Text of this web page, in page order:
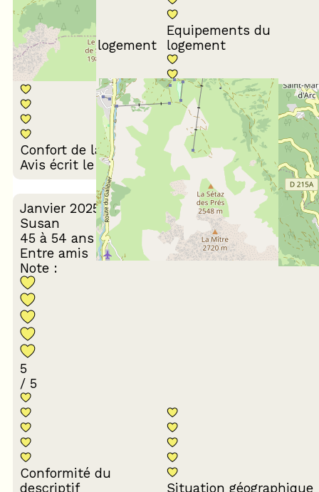
Propreté du logement
Equipements du
logement
Confort de la literie
Décoration du
logement
Avis écrit le 26/02/2025
Janvier 2025
Susan
45 à 54 ans
Entre amis
Note :
5
/ 5
Conformité du
descriptif
Situation géographique